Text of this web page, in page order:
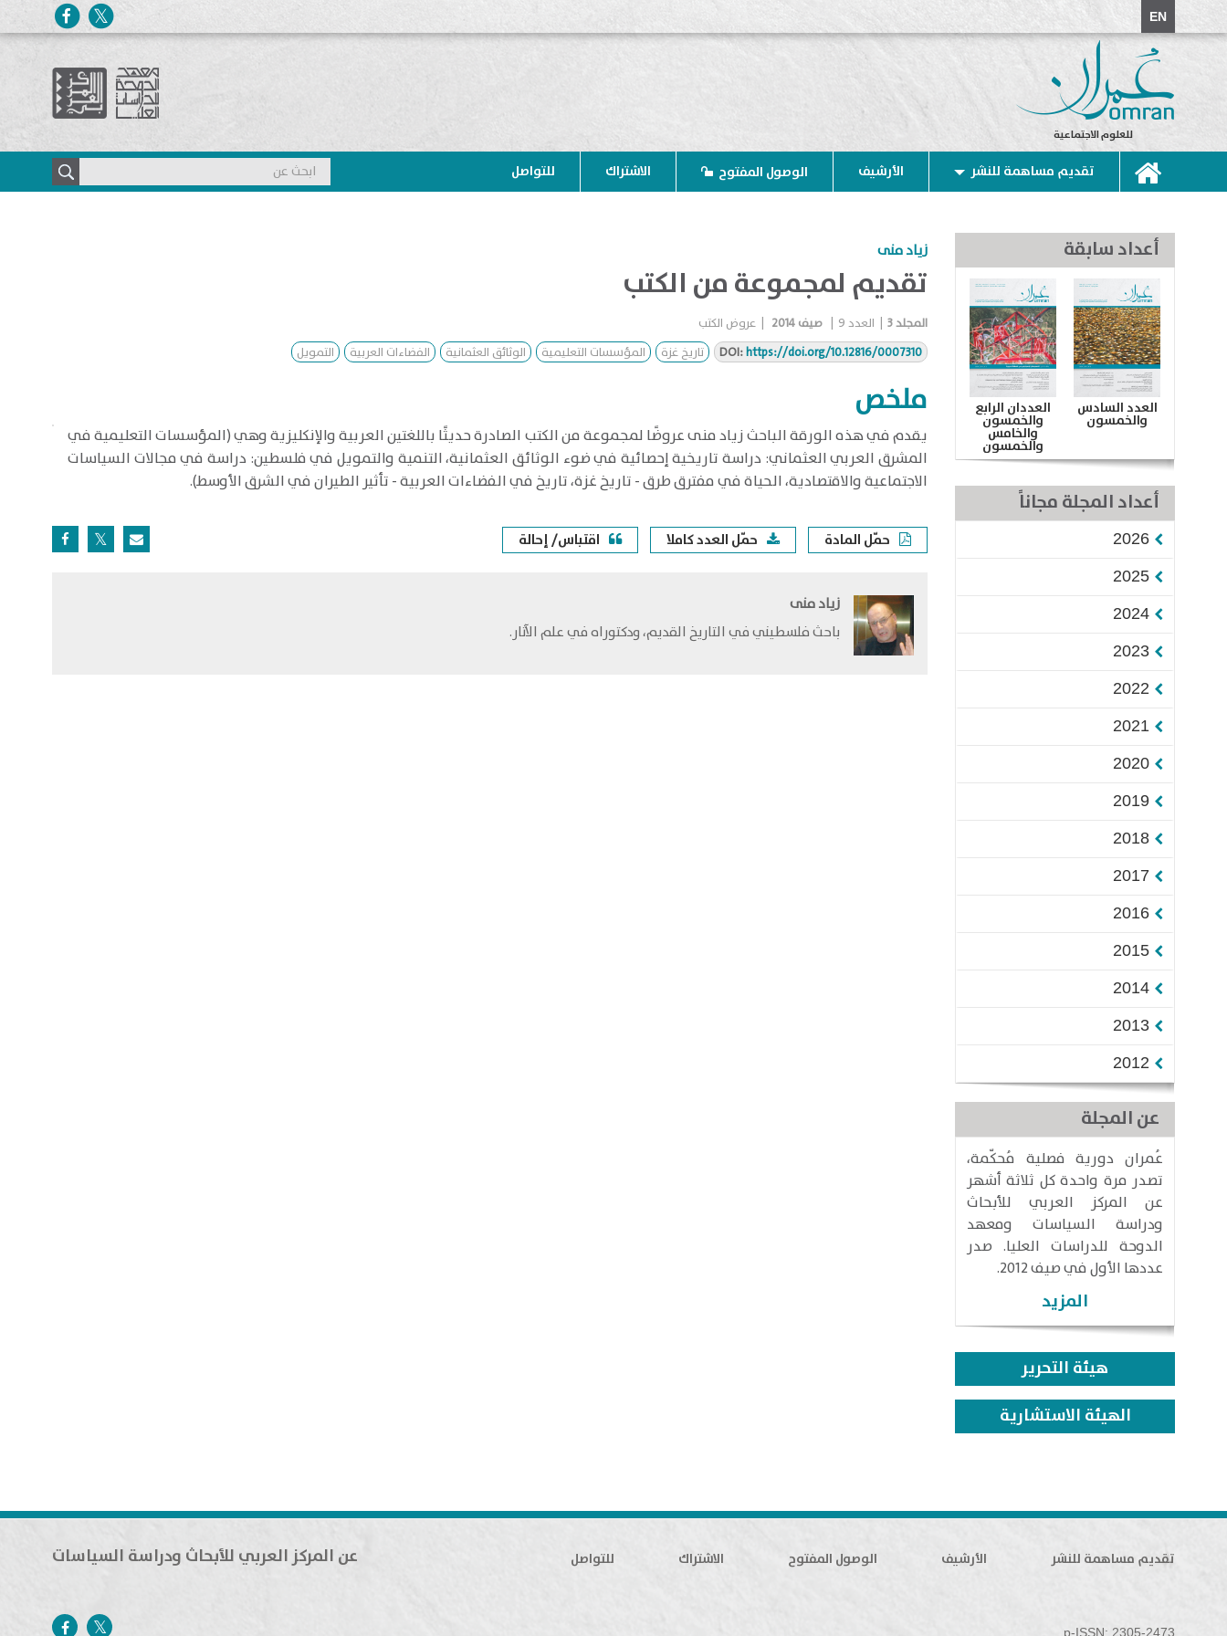
EN
للعلوم الاجتماعية
تقديم مساهمة للنشر الأرشيف الوصول المفتوح الاشتراك للتواصل
زياد منى
تقديم لمجموعة من الكتب
المجلد3 العدد9 صيف 2014
عروض الكتب
DOI:https://doi.org/10.12816/0007310 تاريخ غزة المؤسسات التعليمية الوثائق العثمانية الفضاءات العربية التمويل
ملخص
​يقدم في هذه الورقة الباحث زياد منى عروضًا لمجموعة من الكتب الصادرة حديثًا باللغتين العربية والإنكليزية وهي (المؤسسات التعليمية في
المشرق العربي العثماني: دراسة تاريخية إحصائية في ضوء الوثائق العثمانية، التنمية والتمويل في فلسطين: دراسة في مجالات السياسات
الاجتماعية والاقتصادية، الحياة في مفترق طرق - تاريخ غزة، تاريخ في الفضاءات العربية - تأثير الطيران في الشرق الأوسط).
حمّل المادة حمّل العدد كاملا اقتباس/ إحالة
زياد منى
باحث فلسطيني في التاريخ القديم، ودكتوراه في علم الآثار.​
أعداد سابقة
العدد السادس
والخمسون
العددان الرابع
والخمسون
والخامس
والخمسون
أعداد المجلة مجاناً
2026
2025
2024
2023
2022
2021
2020
2019
2018
2017
2016
2015
2014
2013
2012
عن المجلة
عُمران دورية فصلية مُحكّمة،
تصدر مرة واحدة كل ثلاثة أشهر
عن المركز العربي للأبحاث
ودراسة السياسات ومعهد
الدوحة للدراسات العليا. صدر
عددها الأول في صيف 2012.
المزيد
هيئة التحرير
الهيئة الاستشارية
تقديم مساهمة للنشر الأرشيف الوصول المفتوح الاشتراك للتواصل عن المركز العربي للأبحاث ودراسة السياسات
p-ISSN: 2305-2473